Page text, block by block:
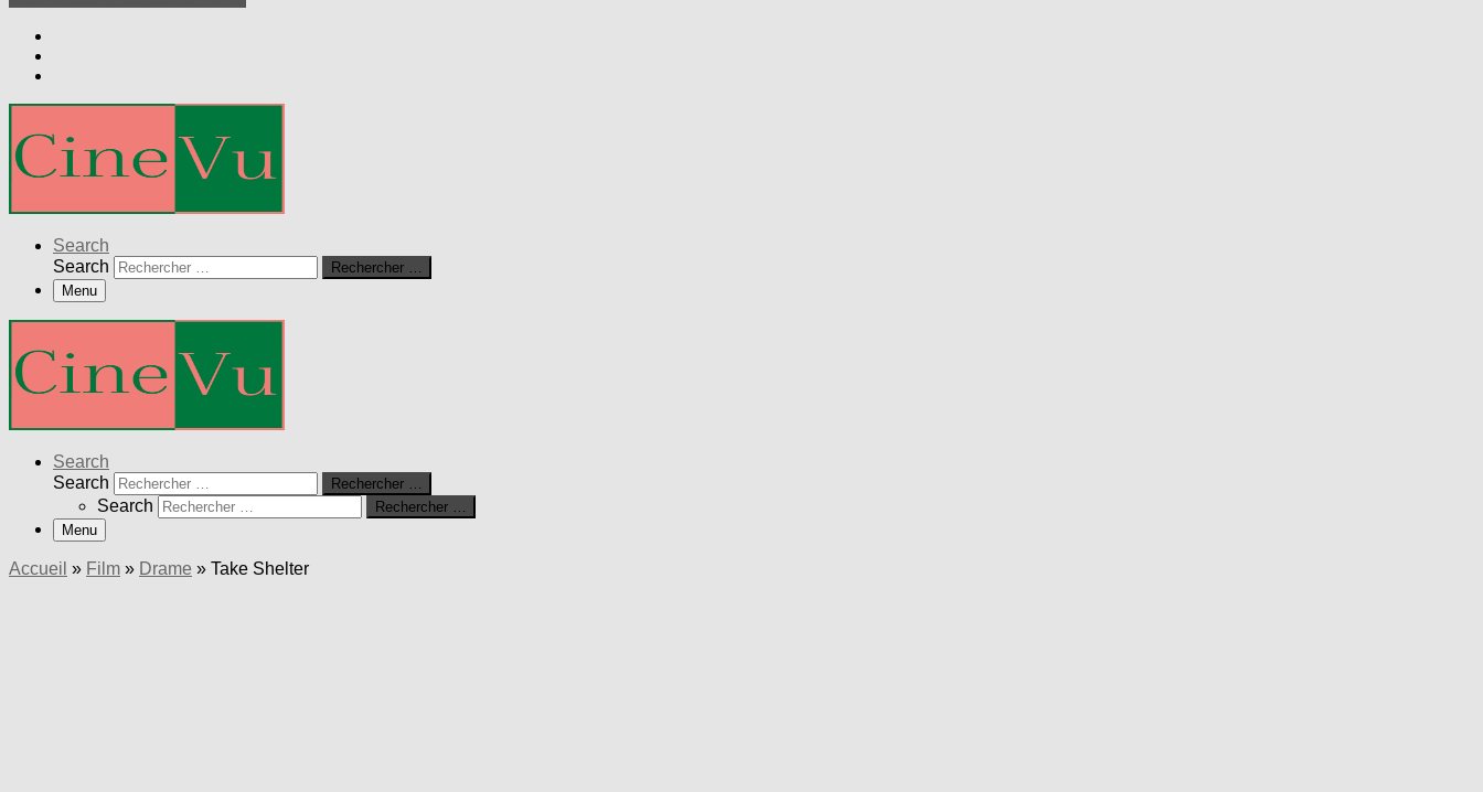
Search
Search
Rechercher …
Menu
Search
Search
Rechercher …
Search
Rechercher …
Menu
Accueil » Film » Drame » Take Shelter